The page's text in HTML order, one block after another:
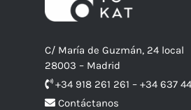
C/ María de Guzmán, 24 local
28003 – Madrid
+34 918 261 261 – +34 637
Contáctanos